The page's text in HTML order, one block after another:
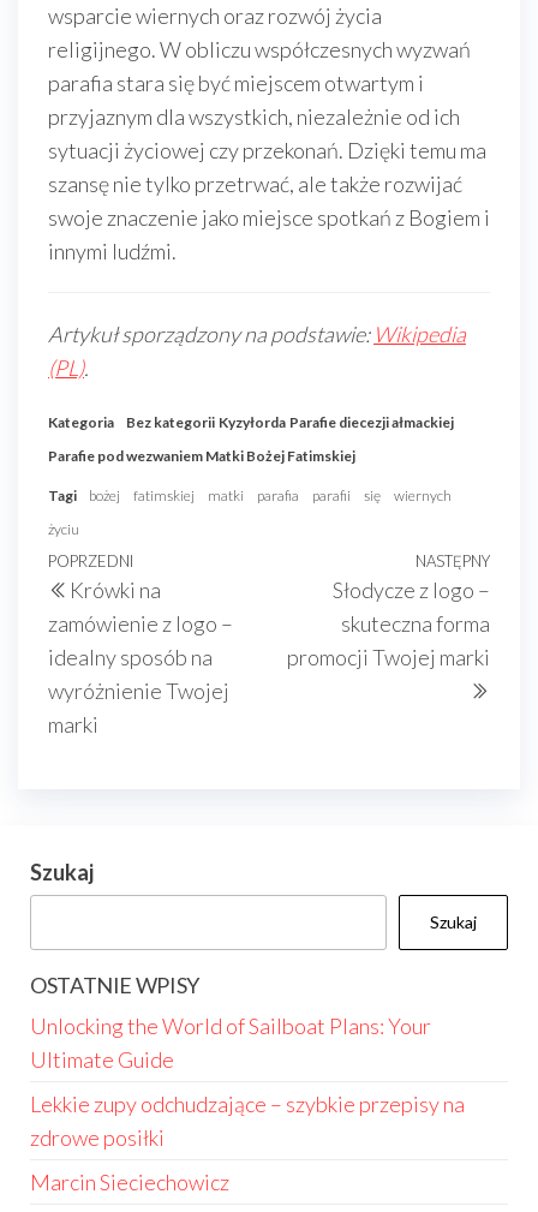
wsparcie wiernych oraz rozwój życia
religijnego. W obliczu współczesnych wyzwań
parafia stara się być miejscem otwartym i
przyjaznym dla wszystkich, niezależnie od ich
sytuacji życiowej czy przekonań. Dzięki temu ma
szansę nie tylko przetrwać, ale także rozwijać
swoje znaczenie jako miejsce spotkań z Bogiem i
innymi ludźmi.
Artykuł sporządzony na podstawie: Wikipedia
(PL).
Kategoria Bez kategorii Kyzyłorda Parafie diecezji ałmackiej
Parafie pod wezwaniem Matki Bożej Fatimskiej
Tagi bożej fatimskiej matki parafia parafii się
wiernych
życiu
Nawigacja
wpisu
Poprzedni
wpis
POPRZEDNI
Krówki na
zamówienie z logo –
idealny sposób na
wyróżnienie Twojej
marki
NASTĘPNY
Słodycze z logo –
skuteczna forma
promocji Twojej marki
Szukaj
Szukaj
OSTATNIE WPISY
Unlocking the World of Sailboat Plans: Your
Ultimate Guide
Lekkie zupy odchudzające – szybkie przepisy na
zdrowe posiłki
Marcin Sieciechowicz